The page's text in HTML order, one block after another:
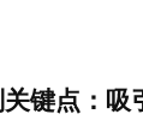
键点：吸